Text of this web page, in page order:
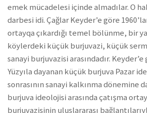
emek mücadelesi içinde almadılar. O
darbesi idi. Çağlar Keyder’e göre
ortayqa çıkardığı temel bölünme, bir
köylerdeki küçük burjuvazi, küçük
sanayi burjuvazisi arasındadır.
Yüzyıla dayanan küçük burjuva Pazar
sonrasının sanayi kalkınma dönemine
burjuva ideolojisi arasında çatışma
burjuvazisinin uluslararası